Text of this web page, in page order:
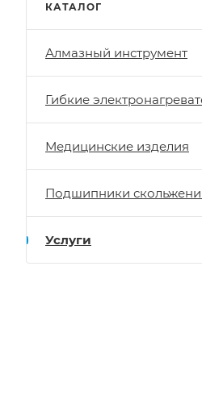
КАТАЛОГ
Алмазный инструмент
Гибкие
Медицинские изделия
Подшипники
Услуги